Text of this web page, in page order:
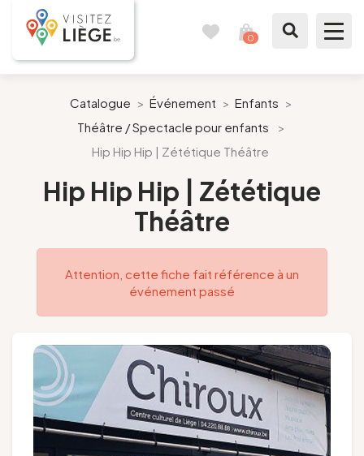
0
Comme un Liégeois
Préparer mon séjour
Pays de Liège
Suivez-nous
Presse
Groupes et voyagistes
Catalogue > Événement > Enfants >
Théâtre / Spectacle pour enfants
>
Hip Hip Hip | Zététique Théâtre
Hip Hip Hip | Zététique
Théâtre
Attention, cette fiche fait référence à un
événement passé